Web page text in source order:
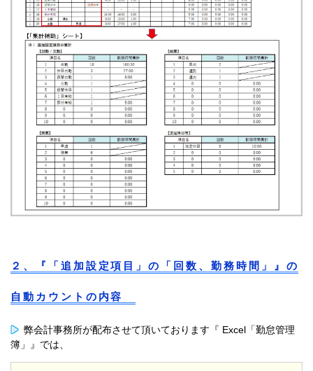
２、『「追加設定項目」の「回数、勤務時間」』の
自動カウントの内容
弊会計事務所が配布させて頂いております『 Excel「勤怠管理
簿」』では、